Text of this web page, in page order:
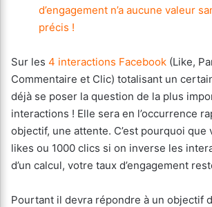
d’engagement n’a aucune valeur
précis !
Sur les 4 interactions Facebook (Like,
Commentaire et Clic) totalisant un
déjà se poser la question de la plus
interactions ! Elle sera en l’occurrence
objectif, une attente. C’est pourquoi que
likes ou 1000 clics si on inverse les
d’un calcul, votre taux d’engagement
Pourtant il devra répondre à un objectif